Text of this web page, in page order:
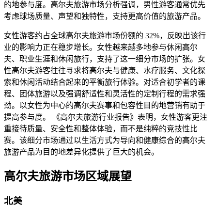
的地参与度。高尔夫旅游市场分析强调，男性游客通常优先
考虑球场质量、声望和独特性，支持更高价值的旅游产品。
女性游客约占全球高尔夫旅游市场份额的 32%，反映出该行
业的影响力正在稳步增长。女性越来越多地参与休闲高尔
夫、职业生涯和休闲旅行，支持了这一细分市场的扩张。女
性高尔夫游客往往寻求将高尔夫与健康、水疗服务、文化探
索和休闲活动结合起来的平衡旅行体验。对适合初学者的课
程、团体旅游以及强调舒适性和灵活性的定制行程的需求强
劲。以女性为中心的高尔夫赛事和包容性目的地营销有助于
提高参与度。 《高尔夫旅游行业报告》表明，女性游客更注
重接待质量、安全性和整体体验，而不是纯粹的竞技性比
赛。该细分市场通过以生活方式为导向和健康综合的高尔夫
旅游产品为目的地差异化提供了巨大的机会。
高尔夫旅游市场区域展望
北美